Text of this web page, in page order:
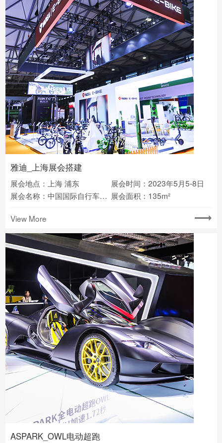
雅迪_上海展会搭建
展会地点：上海 浦东
展会时间：2023年5月5-8日
展会名称：中国国际自行车展览会 展会面积：135m²
View More
ASPARK_OWL电动超跑